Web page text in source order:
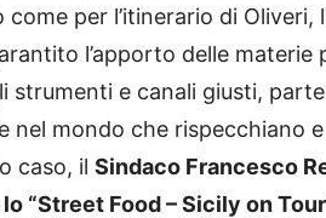
per l’itinerario di Oliveri,
l’apporto delle materie
strumenti e canali giusti,
nel mondo che rispecchiano e
caso, il Sindaco Francesco
“Street Food – Sicily on